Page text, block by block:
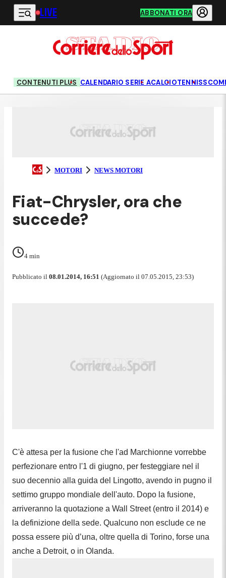
Vai al contenuto principale
LIVE ABBONATI ORA
CONTENUTI PLUS CALENDARIO SERIE ACALCIOTENNIS
MOTORI NEWS MOTORI
Fiat-Chrysler, ora che
succede?
4 min
Pubblicato il 08.01.2014, 16:51 (Aggiornato il 07.05.2015, 23:53)
C'è attesa per la fusione che l'ad Marchionne vorrebbe
perfezionare entro l'1 di giugno, per festeggiare nel il
suo decennio alla guida del Lingotto, avendo in pugno il
settimo gruppo mondiale dell'auto. Dopo la fusione,
arriveranno la quotazione a Wall Street (entro il 2014) e
la definizione della sede. Qualcuno non esclude ce ne
possa essere più d’una, oltre quella di Torino, forse una
anche a Detroit, o in Olanda.